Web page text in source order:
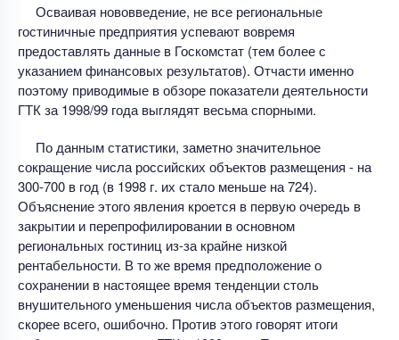
Осваивая нововведение, не все региональные
гостиничные предприятия успевают вовремя
предоставлять данные в Госкомстат (тем более с
указанием финансовых результатов). Отчасти именно
поэтому приводимые в обзоре показатели деятельности
ГТК за 1998/99 года выглядят весьма спорными.
По данным статистики, заметно значительное
сокращение числа российских объектов размещения - на
300-700 в год (в 1998 г. их стало меньше на 724).
Объяснение этого явления кроется в первую очередь в
закрытии и перепрофилировании в основном
региональных гостиниц из-за крайне низкой
рентабельности. В то же время предположение о
сохранении в настоящее время тенденции столь
внушительного уменьшения числа объектов размещения,
скорее всего, ошибочно. Против этого говорят итоги